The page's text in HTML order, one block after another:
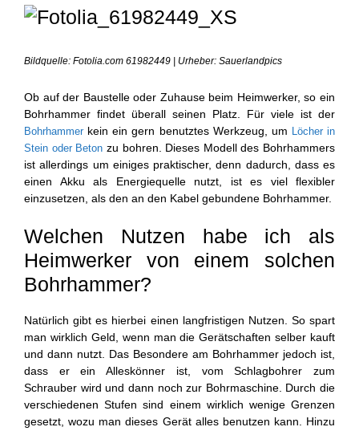
Bildquelle: Fotolia.com 61982449 | Urheber: Sauerlandpics
Ob auf der Baustelle oder Zuhause beim Heimwerker, so ein
Bohrhammer findet überall seinen Platz. Für viele ist der
Bohrhammer kein ein gern benutztes Werkzeug, um Löcher in
Stein oder Beton zu bohren. Dieses Modell des Bohrhammers
ist allerdings um einiges praktischer, denn dadurch, dass es
einen Akku als Energiequelle nutzt, ist es viel flexibler
einzusetzen, als den an den Kabel gebundene Bohrhammer.
Welchen Nutzen habe ich als
Heimwerker von einem solchen
Bohrhammer?
Natürlich gibt es hierbei einen langfristigen Nutzen. So spart
man wirklich Geld, wenn man die Gerätschaften selber kauft
und dann nutzt. Das Besondere am Bohrhammer jedoch ist,
dass er ein Alleskönner ist, vom Schlagbohrer zum
Schrauber wird und dann noch zur Bohrmaschine. Durch die
verschiedenen Stufen sind einem wirklich wenige Grenzen
gesetzt, wozu man dieses Gerät alles benutzen kann. Hinzu